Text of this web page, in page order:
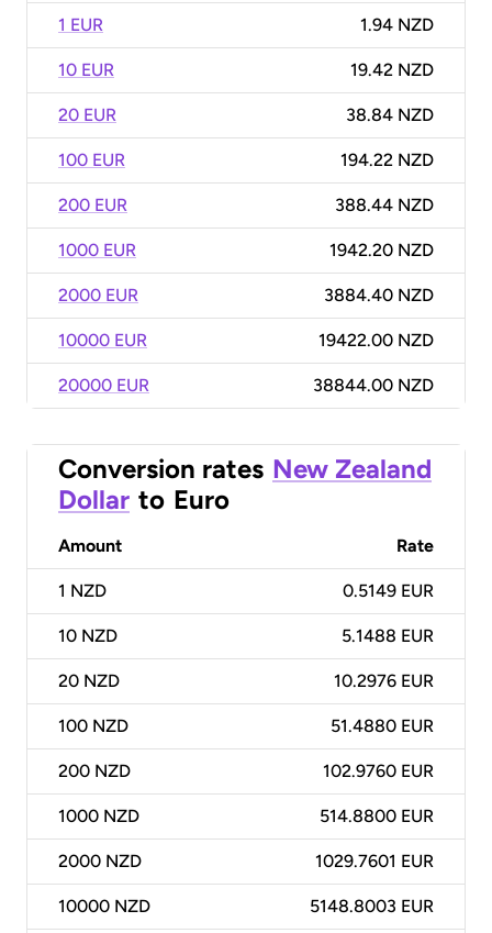
1 EUR 1.94 NZD
10 EUR 19.42 NZD
20 EUR 38.84 NZD
100 EUR 194.22 NZD
200 EUR 388.44 NZD
1000 EUR 1942.20 NZD
2000 EUR 3884.40 NZD
10000 EUR 19422.00 NZD
20000 EUR 38844.00 NZD
Conversion rates New Zealand
Dollar to Euro
Amount Rate
1 NZD 0.5149 EUR
10 NZD 5.1488 EUR
20 NZD 10.2976 EUR
100 NZD 51.4880 EUR
200 NZD 102.9760 EUR
1000 NZD 514.8800 EUR
2000 NZD 1029.7601 EUR
10000 NZD 5148.8003 EUR